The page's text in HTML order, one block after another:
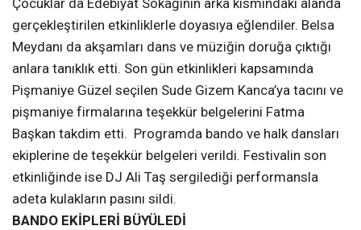
Çocuklar da Edebiyat Sokağının arka kısmındaki alanda
gerçekleştirilen etkinliklerle doyasıya eğlendiler. Belsa
Meydanı da akşamları dans ve müziğin doruğa çıktığı
anlara tanıklık etti. Son gün etkinlikleri kapsamında
Pişmaniye Güzel seçilen Sude Gizem Kanca’ya tacını ve
pişmaniye firmalarına teşekkür belgelerini Fatma
Başkan takdim etti. Programda bando ve halk dansları
ekiplerine de teşekkür belgeleri verildi. Festivalin son
etkinliğinde ise DJ Ali Taş sergilediği performansla
adeta kulakların pasını sildi.
BANDO EKİPLERİ BÜYÜLEDİ